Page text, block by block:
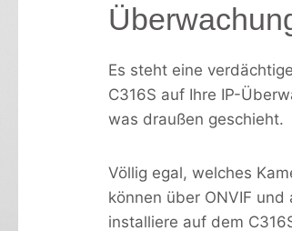
Es steht eine
C316S auf Ihre IP-
was draußen geschieht.
Völlig egal, welches
können über ONVIF
installiere auf dem